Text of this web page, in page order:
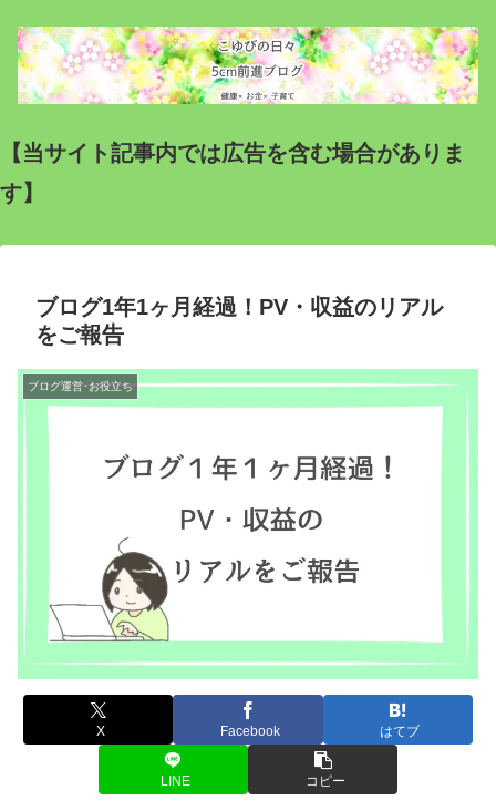
【当サイト記事内では広告を含む場合がありま
す】
ブログ1年1ヶ月経過！PV・収益のリアル
をご報告
ブログ運営･お役立ち
X Facebook はてブ
LINE コピー